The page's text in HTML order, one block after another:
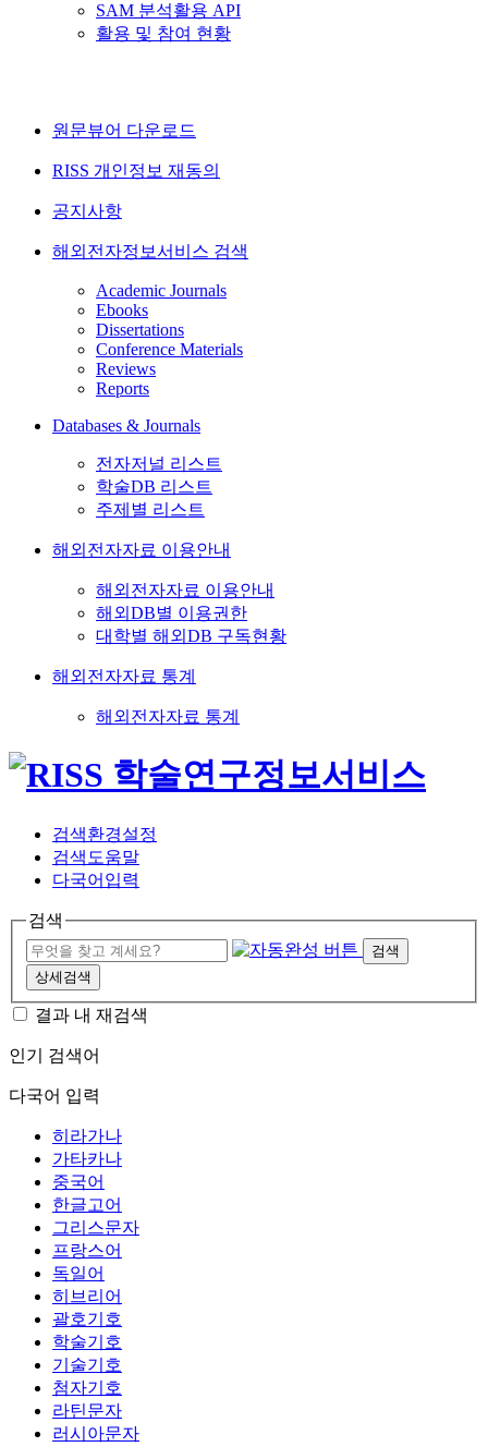
SAM 분석활용 API
활용 및 참여 현황
원문뷰어 다운로드
RISS 개인정보 재동의
공지사항
해외전자정보서비스 검색
Academic Journals
Ebooks
Dissertations
Conference Materials
Reviews
Reports
Databases & Journals
전자저널 리스트
학술DB 리스트
주제별 리스트
해외전자자료 이용안내
해외전자자료 이용안내
해외DB별 이용권한
대학별 해외DB 구독현황
해외전자자료 통계
해외전자자료 통계
검색환경설정
검색도움말
다국어입력
검색
검색
상세검색
결과 내 재검색
인기 검색어
다국어 입력
히라가나
가타카나
중국어
한글고어
그리스문자
프랑스어
독일어
히브리어
괄호기호
학술기호
기술기호
첨자기호
라틴문자
러시아문자